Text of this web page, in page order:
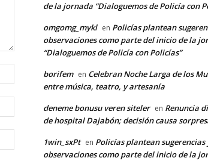
Nombre:*
electrónico:*
web:
de la jornada “Dialoguemos de Policía con
omgomg_mykl en Policías plantean
observaciones como parte del inicio de la
“Dialoguemos de Policía con Policías”
borifem en Celebran Noche Larga de los
entre música, teatro, y artesanía
deneme bonusu veren siteler en Renuncia
de hospital Dajabón; decisión causa
1win_sxPt en Policías plantean sugerencias
observaciones como parte del inicio de la